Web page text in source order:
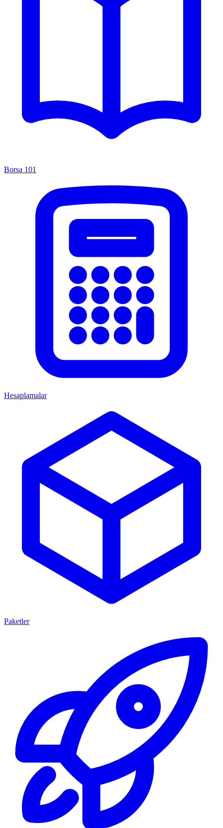
Borsa 101
Hesaplamalar
Paketler